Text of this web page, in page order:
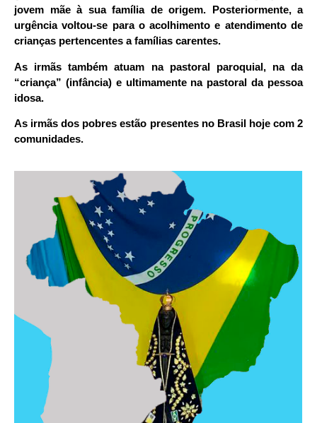
jovem mãe à sua família de origem. Posteriormente, a
urgência voltou-se para o acolhimento e atendimento de
crianças pertencentes a famílias carentes.
As irmãs também atuam na pastoral paroquial, na da
“criança” (infância) e ultimamente na pastoral da pessoa
idosa.
As irmãs dos pobres estão presentes no Brasil hoje com 2
comunidades.